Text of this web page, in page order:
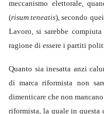
meccanismo elettorale,
(risum teneatis), secondo
Lavoro, si sarebbe
ragione di essere i partiti
Quanto sia inesatta anzi
di marca riformista non
dimenticare che non
riformista, la quale in questa